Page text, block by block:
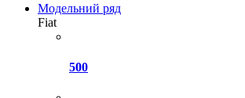
Модельний ряд
Fiat
500